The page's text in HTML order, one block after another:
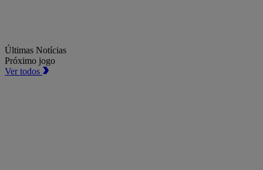
Últimas Notícias
Próximo jogo
Ver todos